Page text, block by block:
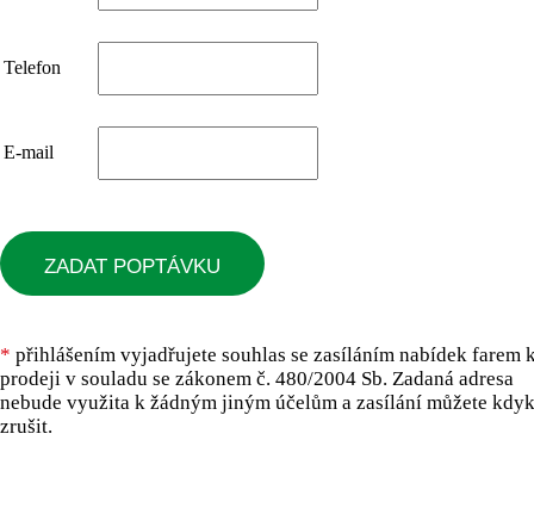
Telefon
E-mail
ZADAT POPTÁVKU
* přihlášením vyjadřujete souhlas se zasíláním nabídek farem
prodeji v souladu se zákonem č. 480/2004 Sb. Zadaná adresa
nebude využita k žádným jiným účelům a zasílání můžete
zrušit.